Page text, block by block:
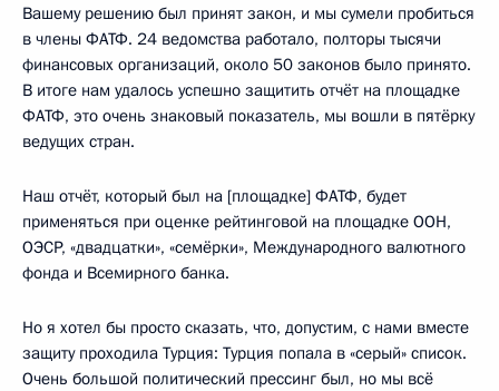
Вашему решению был принят закон, и мы сумели пробиться
в члены ФАТФ. 24 ведомства работало, полторы тысячи
финансовых организаций, около 50 законов было принято.
В итоге нам удалось успешно защитить отчёт на площадке
ФАТФ, это очень знаковый показатель, мы вошли в пятёрку
ведущих стран.
Наш отчёт, который был на [площадке] ФАТФ, будет
применяться при оценке рейтинговой на площадке ООН,
ОЭСР, «двадцатки», «семёрки», Международного валютного
фонда и Всемирного банка.
Но я хотел бы просто сказать, что, допустим, с нами вместе
защиту проходила Турция: Турция попала в «серый» список.
Очень большой политический прессинг был, но мы всё